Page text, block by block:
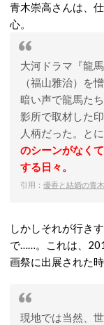
青木崇高さんは、
心。
大河ドラマ『龍
（福山雅治）を
暗い声で龍馬た
影所で取材した
人柄だった。と
のシーンがなく
する日々。
引用： 優香と結婚の青
しかしそれが行き
で……。
これは、
画祭に出展された時
現地では当然、